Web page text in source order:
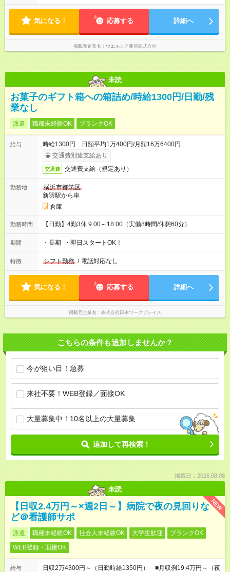
間の勤務 ☆週2～4日の勤務 ※勤務曜日応相談 ☆未経験・無資格
気になる！ 応募する 詳細へ
掲載元企業名 ウエルシア薬局株式会社
未読
お菓子のギフト箱への箱詰め/時給1300円/日勤/残
業なし
派遣 職種未経験OK ブランクOK
給与
時給1300円 日額平均1万400円/月額16万6400円
交通費別途支給あり
交通費 交通費支給（規定あり）
勤務地
横浜市都筑区
新羽駅から車
倉庫
勤務時間 【日勤】4勤3休 9:00～18:00（実働8時間/休憩60分）
期間 ・長期 ・即日スタートOK！
特徴 シフト勤務 / 電話対応なし
気になる！ 応募する 詳細へ
掲載元企業名 株式会社日本ワークプレイス
こちらの条件も追加しませんか？
今が狙い目！急募
来社不要！WEB登録／面接OK
大量募集中！10名以上の大量募集
追加して再検索！
掲載日：2026.08.08
未読
NEW
【日収2.4万円～×週2日～】病院で夜の見回りな
ど＠看護師サポ
派遣 職種未経験OK 社会人未経験OK 大学生歓迎
ブランクOK
WEB登録・面接OK
給与 日収2万4300円～（日勤時給1350円） ■月収例19.4万円～（夜